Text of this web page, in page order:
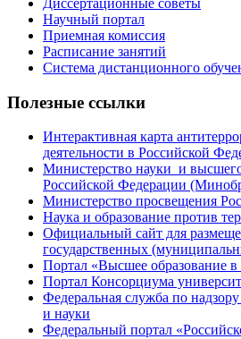
Диссертационные советы
Научный портал
Приемная комиссия
Расписание занятий
Система дистанционного
Полезные ссылки
Интерактивная карта
деятельности в Российской
Министерство науки и
Российской Федерации
Министерство просвещения
Наука и образование против
Официальный сайт для
государственных
Портал «Высшее образование в
Портал Консорциума
Федеральная служба по
и науки
Федеральный портал